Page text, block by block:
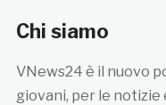
Chi siamo
VNews24 è il nuovo
giovani, per le notizie